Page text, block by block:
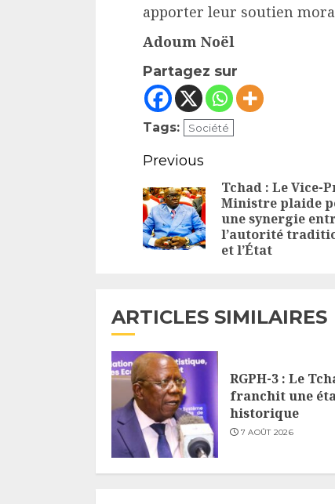
apporter leur soutien
Adoum Noël
Partagez sur
Tags: Société
Continue
Reading
Previous
Tchad : Le Vice-
Ministre plaide
une synergie
l’autorité
et l’État
ARTICLES SIMILAIRES
RGPH-3 : Le
franchit une
historique
7 AOÛT 2026